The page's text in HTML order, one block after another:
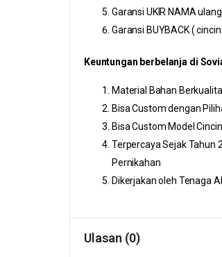
Garansi UKIR NAMA
Garansi BUYBACK (
Keuntungan berbelanja di
Material Bahan
Bisa Custom dengan
Bisa Custom Model Cincin
Terpercaya Sejak Tahun
Pernikahan
Dikerjakan oleh Tenaga
Ulasan (0)